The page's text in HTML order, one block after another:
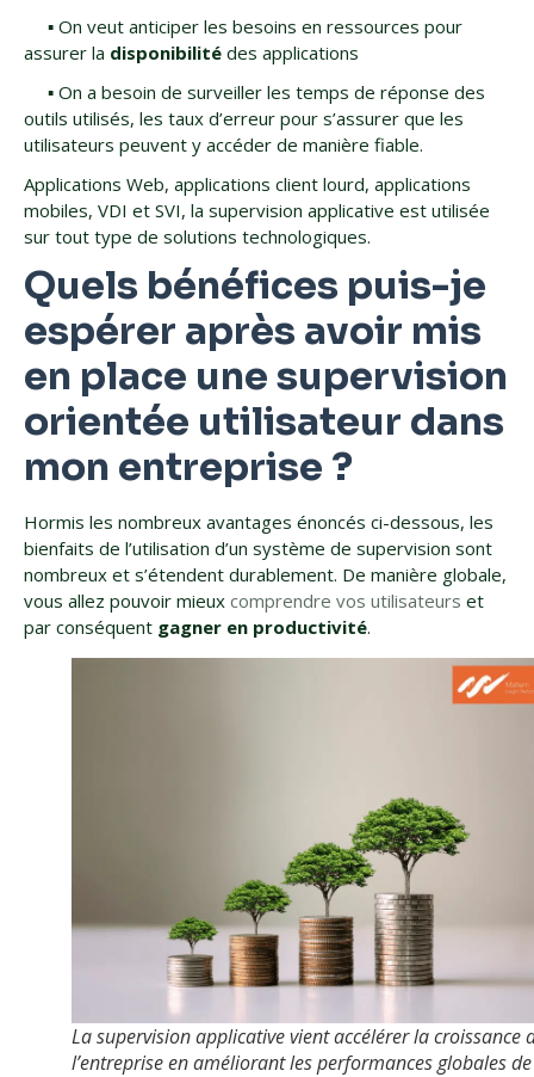
▪️ On veut anticiper les besoins en ressources pour
assurer la disponibilité des applications
▪️ On a besoin de surveiller les temps de réponse des
outils utilisés, les taux d’erreur pour s’assurer que les
utilisateurs peuvent y accéder de manière fiable.
Applications Web, applications client lourd, applications
mobiles, VDI et SVI, la supervision applicative est utilisée
sur tout type de solutions technologiques.
Quels bénéfices puis-je
espérer après avoir mis
en place une supervision
orientée utilisateur dans
mon entreprise ?
Hormis les nombreux avantages énoncés ci-dessous, les
bienfaits de l’utilisation d’un système de supervision sont
nombreux et s’étendent durablement. De manière globale,
vous allez pouvoir mieux comprendre vos utilisateurs et
par conséquent gagner en productivité.
La supervision applicative vient accélérer la croissance
l’entreprise en améliorant les performances globales de